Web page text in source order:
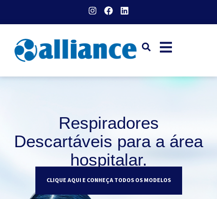
Respiradores Descartáveis
para a área de EPIs.
CLIQUE AQUI E CONHEÇA TODOS OS MODELOS